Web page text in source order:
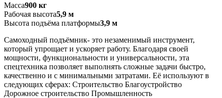
Масса900 кг
Рабочая высота5,9 м
Высота подъёма платформы3,9 м
Самоходный подъёмник- это незаменимый инструмент,
который упрощает и ускоряет работу. Благодаря своей
мощности, функциональности и универсальности, эта
спецтехника позволяет выполнять сложные задачи быстро,
качественно и с минимальными затратами. Её используют в
следующих сферах: Строительство Благоустройство
Дорожное строительство Промышленность